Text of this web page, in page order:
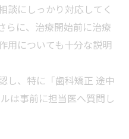
談にしっかり対応してく
らに、治療開始前に治療
用についても十分な説明
し、特に「歯科矯正 途中
は事前に担当医へ質問し